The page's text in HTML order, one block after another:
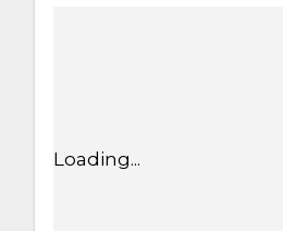
Loading...